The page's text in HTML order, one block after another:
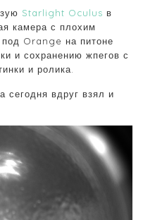
Starlight Oculus в
камера с плохим
Orange на питоне
и сохранению жпегов с
и ролика.
сегодня вдруг взял и